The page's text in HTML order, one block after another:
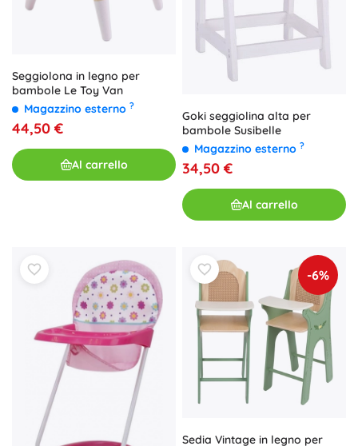
Seggiolona in legno per
bambole Le Toy Van
Magazzino esterno ?
44,50 €
Al carrello
Goki seggiolina alta per
bambole Susibelle
Magazzino esterno ?
34,50 €
Al carrello
-6%
Sedia Vintage in legno per